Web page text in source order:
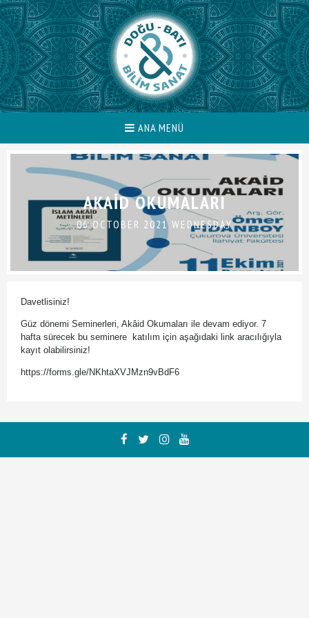
ANA MENÜ
AKAİD OKUMALARI
06 OCTOBER 2021 WEDNESDAY
Davetlisiniz!
Güz dönemi Seminerleri, Akâid Okumaları ile devam ediyor. 7
hafta sürecek bu seminere katılım için aşağıdaki link aracılığıyla
kayıt olabilirsiniz!
https://forms.gle/NKhtaXVJMzn9vBdF6